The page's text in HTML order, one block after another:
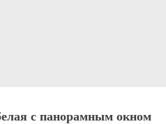
с панорамным окном